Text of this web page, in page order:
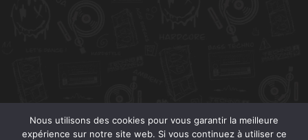
Nous utilisons des cookies pour vous garantir la meilleure
expérience sur notre site web. Si vous continuez à utiliser ce